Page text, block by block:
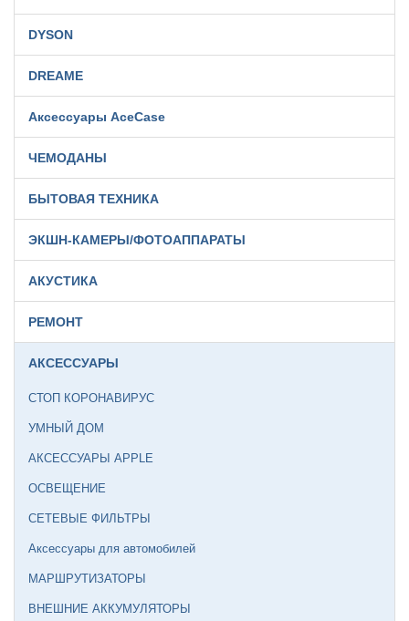
DYSON
DREAME
Аксессуары AceCase
ЧЕМОДАНЫ
БЫТОВАЯ ТЕХНИКА
ЭКШН-КАМЕРЫ/ФОТОАППАРАТЫ
АКУСТИКА
РЕМОНТ
АКСЕССУАРЫ
СТОП КОРОНАВИРУС
УМНЫЙ ДОМ
АКСЕССУАРЫ APPLE
ОСВЕЩЕНИЕ
СЕТЕВЫЕ ФИЛЬТРЫ
Аксессуары для автомобилей
МАРШРУТИЗАТОРЫ
ВНЕШНИЕ АККУМУЛЯТОРЫ